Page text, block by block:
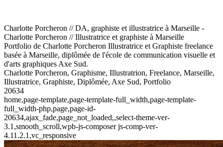
Charlotte Porcheron // DA, graphiste et illustratrice à Marseille -
Charlotte Porcheron // Illustratrice et graphiste à Marseille
Portfolio de Charlotte Porcheron Illustratrice et Graphiste freelance
basée à Marseille, diplômée de l'école de communication visuelle et
d'arts graphiques Axe Sud.
Charlotte Porcheron, Graphisme, Illustratrion, Freelance, Marseille,
Illustratrice, Graphiste, Diplômée, Axe Sud, Portfolio
20634
home,page-template,page-template-full_width,page-template-
full_width-php,page,page-id-
20634,ajax_fade,page_not_loaded,,select-theme-ver-
3.1,smooth_scroll,wpb-js-composer js-comp-ver-
4.11.2.1,vc_responsive